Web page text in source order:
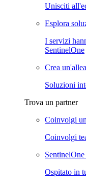
Unisciti
Esplora
I servizi
SentinelOne
Crea
Soluzioni
Trova un partner
Coinvolgi
Coinvolgi
Ospitato in